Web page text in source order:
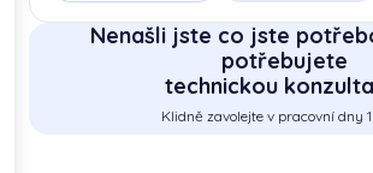
Nenašli jste co jste
potřebujete
technickou
Klidně zavolejte v pracovní dny